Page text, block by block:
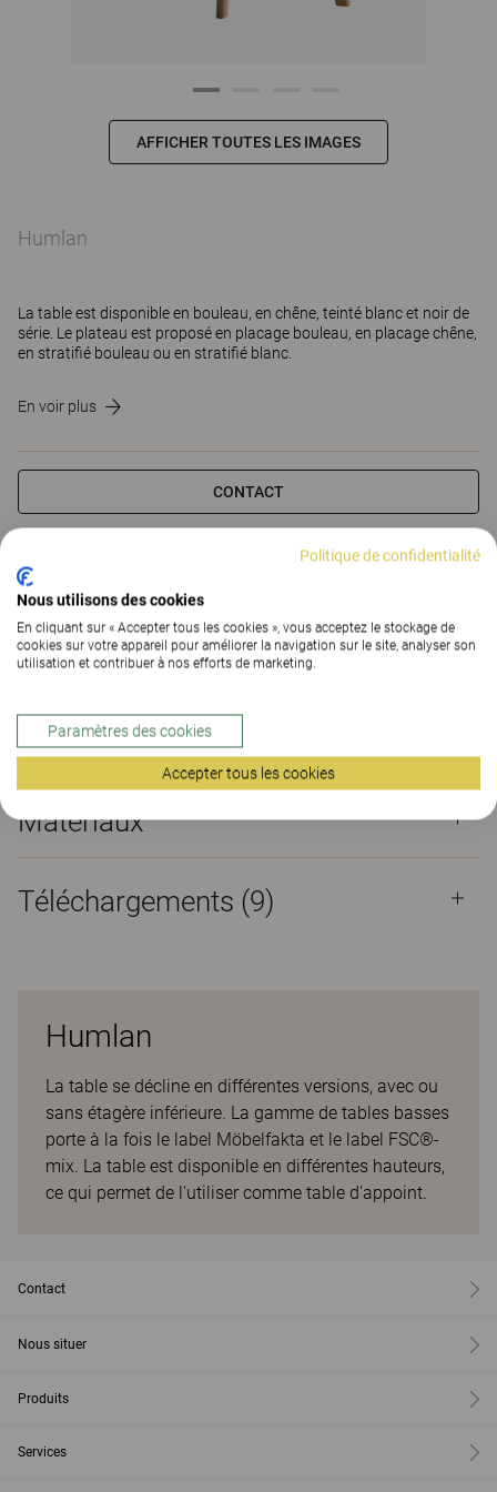
AFFICHER TOUTES LES IMAGES
Humlan
La table est disponible en bouleau, en chêne, teinté blanc et noir de
série. Le plateau est proposé en placage bouleau, en placage chêne,
en stratifié bouleau ou en stratifié blanc.
En voir plus
CONTACT
TROUVER UNE DE NOS AGENCES
Matériaux Téléchargements (9)
Matériaux
Téléchargements (9)
Humlan
La table se décline en différentes versions, avec ou
sans étagère inférieure. La gamme de tables basses
porte à la fois le label Möbelfakta et le label FSC®-
mix. La table est disponible en différentes hauteurs,
ce qui permet de l'utiliser comme table d'appoint.
Contact
Nous situer
Produits
Services
Politique de confidentialité
Nous utilisons des cookies
En cliquant sur « Accepter tous les cookies », vous acceptez le stockage de
cookies sur votre appareil pour améliorer la navigation sur le site, analyser son
utilisation et contribuer à nos efforts de marketing.
Paramètres des cookies
Accepter tous les cookies